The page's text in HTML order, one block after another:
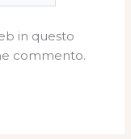
in questo
commento.